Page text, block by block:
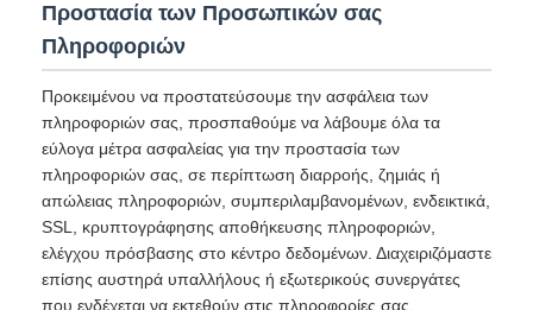
Προστασία των Προσωπικών σας
Πληροφοριών
Προκειμένου να προστατεύσουμε την ασφάλεια των
πληροφοριών σας, προσπαθούμε να λάβουμε όλα τα
εύλογα μέτρα ασφαλείας για την προστασία των
πληροφοριών σας, σε περίπτωση διαρροής, ζημιάς ή
απώλειας πληροφοριών, συμπεριλαμβανομένων, ενδεικτικά,
SSL, κρυπτογράφησης αποθήκευσης πληροφοριών,
ελέγχου πρόσβασης στο κέντρο δεδομένων. Διαχειριζόμαστε
επίσης αυστηρά υπαλλήλους ή εξωτερικούς συνεργάτες
που ενδέχεται να εκτεθούν στις πληροφορίες σας,